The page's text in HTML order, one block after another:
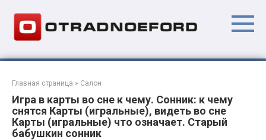
контенту
Главная страница » Салон
Игра в карты во сне к чему. Сонник: к чему
снятся Карты (игральные), видеть во сне
Карты (игральные) что означает. Старый
бабушкин сонник